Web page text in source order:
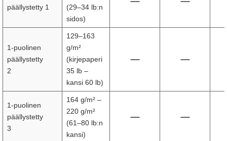
päällystetty 1
(29–34 lb:n
sidos)
1-puolinen
päällystetty
2
129–163
g/m²
(kirjepaperi
35 lb –
kansi 60 lb)
1-puolinen
päällystetty
3
164 g/m² –
220 g/m²
(61–80 lb:n
kansi)